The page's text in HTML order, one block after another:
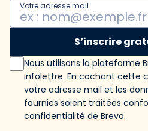
Votre adresse mail
S’inscrire
Nous utilisons la plateforme
infolettre. En cochant cette
votre adresse mail et les
fournies soient traitées
confidentialité de Brevo.